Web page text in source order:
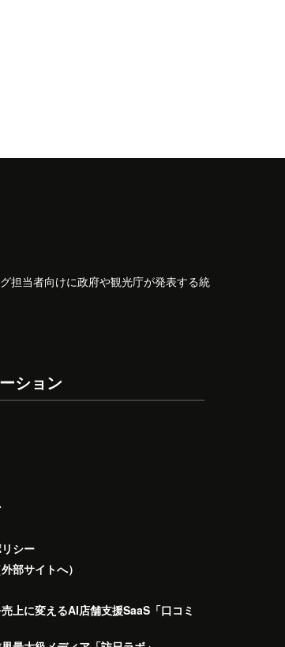
担当者向けに政府や観光庁が発表する統
ション
シー
部サイトへ）
上に変えるAI店舗支援SaaS「口コミ